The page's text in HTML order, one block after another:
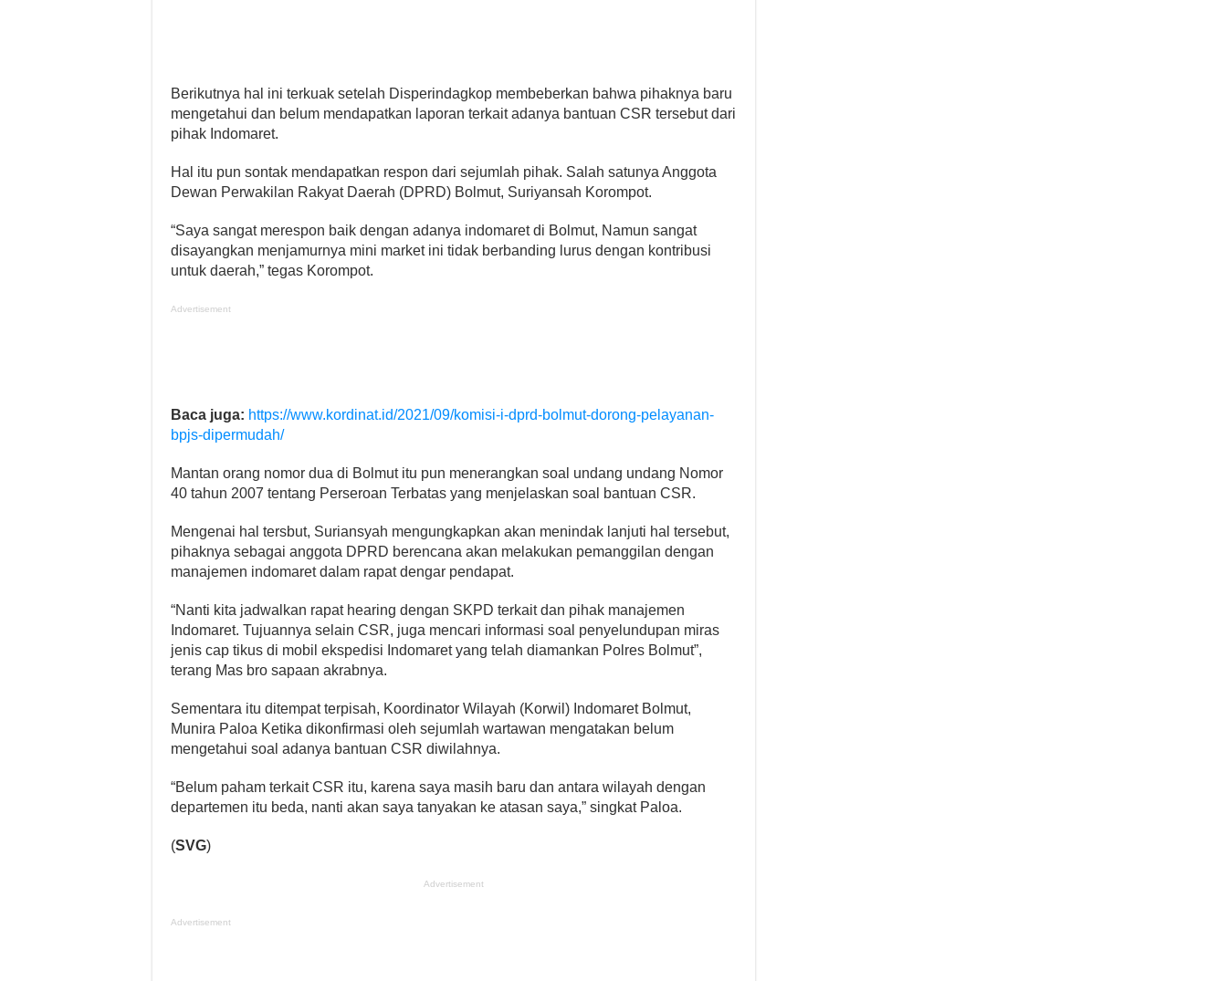
Berikutnya hal ini terkuak setelah Disperindagkop membeberkan bahwa pihaknya baru
mengetahui dan belum mendapatkan laporan terkait adanya bantuan CSR tersebut dari
pihak Indomaret.
Hal itu pun sontak mendapatkan respon dari sejumlah pihak. Salah satunya Anggota
Dewan Perwakilan Rakyat Daerah (DPRD) Bolmut, Suriyansah Korompot.
“Saya sangat merespon baik dengan adanya indomaret di Bolmut, Namun sangat
disayangkan menjamurnya mini market ini tidak berbanding lurus dengan kontribusi
untuk daerah,” tegas Korompot.
Advertisement
Baca juga: https://www.kordinat.id/2021/09/komisi-i-dprd-bolmut-dorong-pelayanan-
bpjs-dipermudah/
Mantan orang nomor dua di Bolmut itu pun menerangkan soal undang undang Nomor
40 tahun 2007 tentang Perseroan Terbatas yang menjelaskan soal bantuan CSR.
Mengenai hal tersbut, Suriansyah mengungkapkan akan menindak lanjuti hal tersebut,
pihaknya sebagai anggota DPRD berencana akan melakukan pemanggilan dengan
manajemen indomaret dalam rapat dengar pendapat.
“Nanti kita jadwalkan rapat hearing dengan SKPD terkait dan pihak manajemen
Indomaret. Tujuannya selain CSR, juga mencari informasi soal penyelundupan miras
jenis cap tikus di mobil ekspedisi Indomaret yang telah diamankan Polres Bolmut”,
terang Mas bro sapaan akrabnya.
Sementara itu ditempat terpisah, Koordinator Wilayah (Korwil) Indomaret Bolmut,
Munira Paloa Ketika dikonfirmasi oleh sejumlah wartawan mengatakan belum
mengetahui soal adanya bantuan CSR diwilahnya.
“Belum paham terkait CSR itu, karena saya masih baru dan antara wilayah dengan
departemen itu beda, nanti akan saya tanyakan ke atasan saya,” singkat Paloa.
(SVG)
Advertisement
Advertisement